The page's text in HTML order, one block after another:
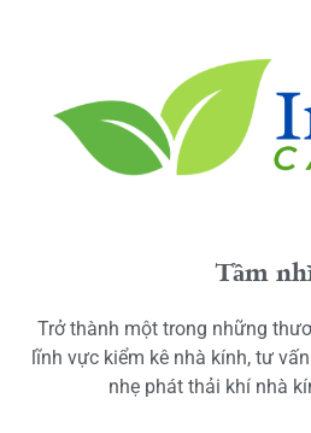
Tầm
Trở thành một trong những
lĩnh vực kiểm kê nhà kính, tư
nhẹ phát thải khí nhà